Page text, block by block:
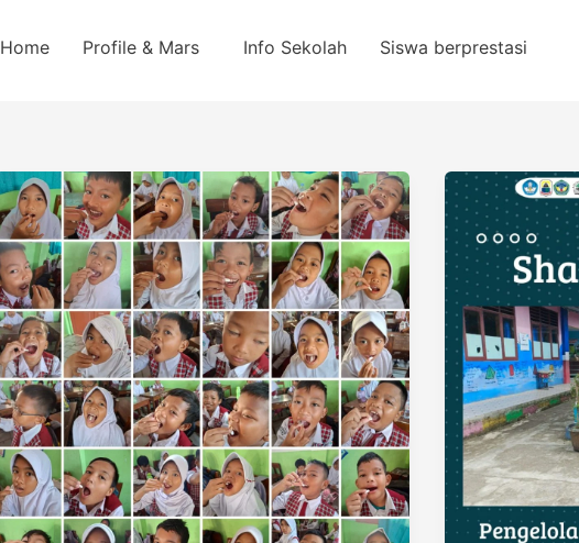
Home Profile & Mars Info Sekolah Siswa berprestasi
Investasi
Kesehatan
Generasi
Bangsa:
Program
Pemberian
Obat
Cacing
Serentak
di
SDN
2
Muara
Pengurus
Perpustakaan
SD
Negeri
2
Muara
Ciujung
Timur
Ikuti
Pelatihan
Literasi
dan
Pengelolaan